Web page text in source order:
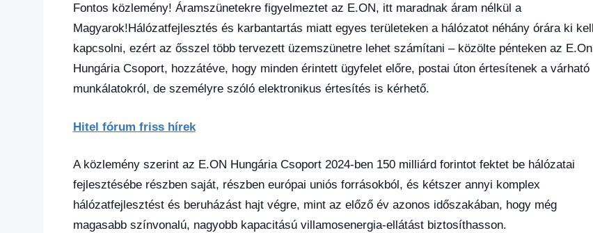
Hitel
fórum
Fontos közlemény! Áramszünetekre figyelmeztet az E.ON, itt maradnak áram nélkül a
Magyarok!Hálózatfejlesztés és karbantartás miatt egyes területeken a hálózatot néhány órára ki kell
kapcsolni, ezért az ősszel több tervezett üzemszünetre lehet számítani – közölte pénteken az E.On
Hungária Csoport, hozzátéve, hogy minden érintett ügyfelet előre, postai úton értesítenek a várható
munkálatokról, de személyre szóló elektronikus értesítés is kérhető.
Hitel fórum friss hírek
A közlemény szerint az E.ON Hungária Csoport 2024-ben 150 milliárd forintot fektet be hálózatai
fejlesztésébe részben saját, részben európai uniós forrásokból, és kétszer annyi komplex
hálózatfejlesztést és beruházást hajt végre, mint az előző év azonos időszakában, hogy még
magasabb színvonalú, nagyobb kapacitású villamosenergia-ellátást biztosíthasson.